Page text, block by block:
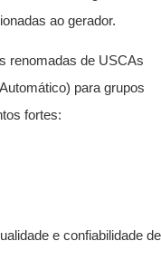
ao gerador.
renomadas de USCAs
para grupos
fortes:
e confiabilidade de